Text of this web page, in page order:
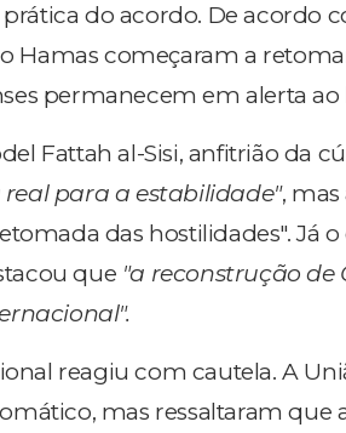
do acordo. De acordo
Hamas começaram a
permanecem em alerta
Fattah al-Sisi, anfitrião da
para a estabilidade",
das hostilidades". Já
que "a reconstrução de
reagiu com cautela. A
mas ressaltaram que